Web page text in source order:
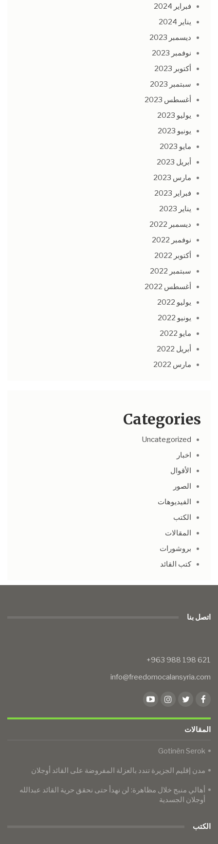
فبراير 2024
يناير 2024
ديسمبر 2023
نوفمبر 2023
أكتوبر 2023
سبتمبر 2023
أغسطس 2023
يوليو 2023
يونيو 2023
مايو 2023
أبريل 2023
مارس 2023
فبراير 2023
يناير 2023
ديسمبر 2022
نوفمبر 2022
أكتوبر 2022
سبتمبر 2022
أغسطس 2022
يوليو 2022
يونيو 2022
مايو 2022
أبريل 2022
مارس 2022
Categories
Uncategorized
اخبار
الأقوال
الصور
الفيديوهات
الكتب
المقالات
بروشورات
كتب القائد
اتصل بنا
info@freedomocalansyria.com
المقالات
Gotinên Serok
مدن إقليم الجزيرة تندد بالعزلة المفروضة على القائد أوجلان
أهالي منبج خلال مظاهرة: لن نهدأ حتى نحقق حرية القائد عبدالله
أوجلان الجسدية
الكتب